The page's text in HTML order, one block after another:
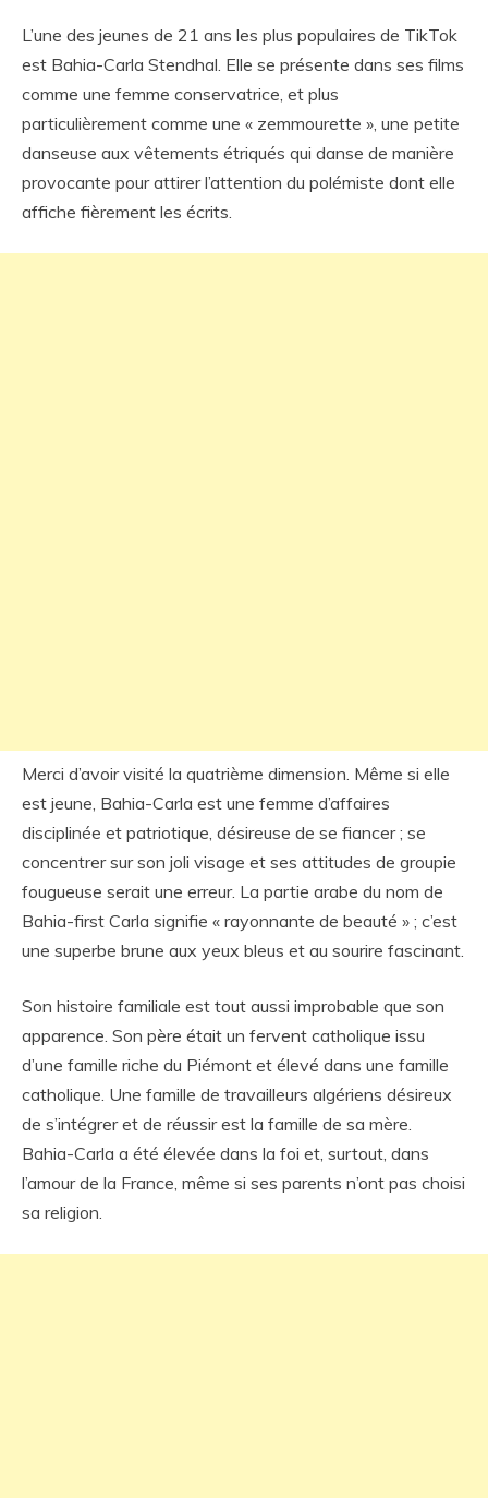
L’une des jeunes de 21 ans les plus populaires de TikTok
est Bahia-Carla Stendhal. Elle se présente dans ses films
comme une femme conservatrice, et plus
particulièrement comme une « zemmourette », une petite
danseuse aux vêtements étriqués qui danse de manière
provocante pour attirer l’attention du polémiste dont elle
affiche fièrement les écrits.
Merci d’avoir visité la quatrième dimension. Même si elle
est jeune, Bahia-Carla est une femme d’affaires
disciplinée et patriotique, désireuse de se fiancer ; se
concentrer sur son joli visage et ses attitudes de groupie
fougueuse serait une erreur. La partie arabe du nom de
Bahia-first Carla signifie « rayonnante de beauté » ; c’est
une superbe brune aux yeux bleus et au sourire fascinant.
Son histoire familiale est tout aussi improbable que son
apparence. Son père était un fervent catholique issu
d’une famille riche du Piémont et élevé dans une famille
catholique. Une famille de travailleurs algériens désireux
de s’intégrer et de réussir est la famille de sa mère.
Bahia-Carla a été élevée dans la foi et, surtout, dans
l’amour de la France, même si ses parents n’ont pas choisi
sa religion.